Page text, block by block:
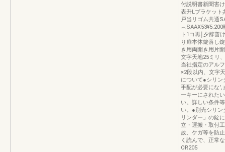
付説明書新聞害
表升Lブラケット
戸当リゴム共通
ト1コ再￨夕辞善
り扉本体錠落し
き用両開き用片
文字天地25ミリ
当社指定のアル
×2段以内、文字
について●シリン
手配が必要にな',
一キーにされた
い。詳しい条件
い。●別売シリン
リンダー」の錠
立・運搬・取付
故、ケガ等を防
く読んで、正常
OR205